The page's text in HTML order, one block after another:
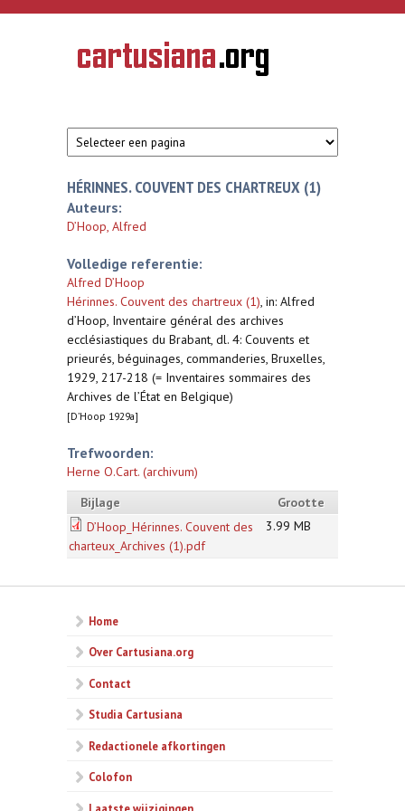
Overslaan en naar de inhoud gaan
CARTUSIANA
Geschiedenis
van de
HÉRINNES. COUVENT DES CHARTREUX (1)
Auteurs:
D’Hoop, Alfred
Volledige referentie:
Alfred D’Hoop
Hérinnes. Couvent des chartreux (1), in: Alfred
d’Hoop, Inventaire général des archives
ecclésiastiques du Brabant, dl. 4: Couvents et
prieurés, béguinages, commanderies, Bruxelles,
1929, 217-218 (= Inventaires sommaires des
Archives de l’État en Belgique)
[D’Hoop 1929a]
Trefwoorden:
Herne O.Cart. (archivum)
Bijlage
Grootte
D’Hoop_Hérinnes. Couvent des
charteux_Archives (1).pdf
3.99 MB
Home
Over Cartusiana.org
Contact
Studia Cartusiana
Redactionele afkortingen
Colofon
Laatste wijzigingen